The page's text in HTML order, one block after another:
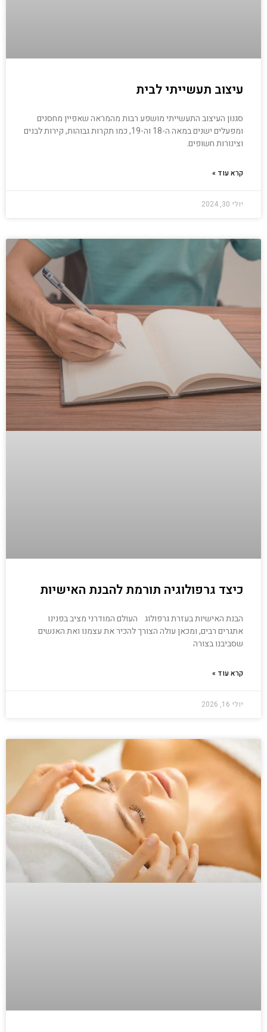
עיצוב תעשייתי לבית
סגנון העיצוב התעשייתי מושפע רבות מהמראה שאפיין מחסנים
ומפעלים ישנים במאה ה-18 וה-19, כמו תקרות גבוהות, קירות לבנים
וצינורות חשופים.
קרא עוד »
יולי 30, 2024
כיצד גרפולוגיה תורמת להבנת האישיות
הבנת האישיות בעזרת גרפולוג העולם המודרני מציב בפנינו
אתגרים רבים, ומכאן עולה הצורך להכיר את עצמנו ואת האנשים
שסביבנו בצורה
קרא עוד »
יולי 16, 2026